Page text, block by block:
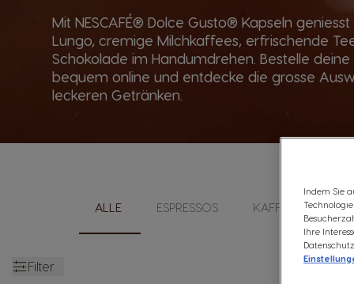
Mit NESCAFÉ® Dolce Gusto® Kapseln geniesst
Lungo, cremige Milchkaffees, erfrischende
Schokolade im Handumdrehen. Bestelle
bequem online und entdecke die grosse
leckeren Getränken.
ALLE ESPRESSOS KAFFEE LUNGO
Filter
Indem Sie
Ihre